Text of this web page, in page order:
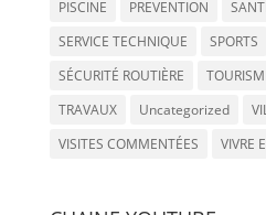
PISCINE PREVENTION
SERVICE TECHNIQUE
SPORTS
SÉCURITÉ ROUTIÈRE
TRAVAUX
Uncategorized
VISITES COMMENTÉES
VIVRE